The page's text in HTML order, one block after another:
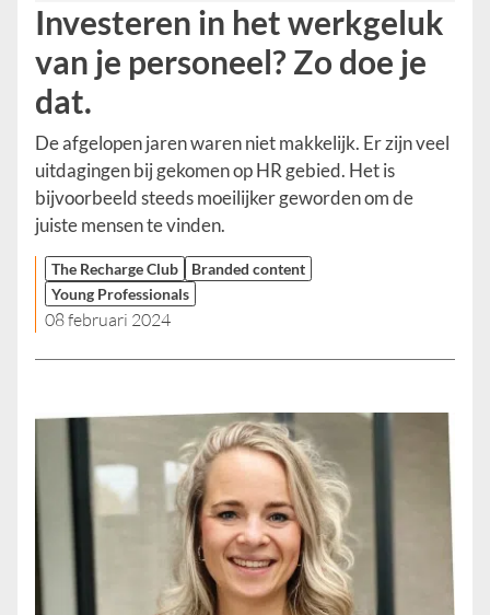
Investeren in het werkgeluk
van je personeel? Zo doe je
dat.
De afgelopen jaren waren niet makkelijk. Er zijn veel
uitdagingen bij gekomen op HR gebied. Het is
bijvoorbeeld steeds moeilijker geworden om de
juiste mensen te vinden.
The Recharge Club
Branded content
Young Professionals
08 februari 2024